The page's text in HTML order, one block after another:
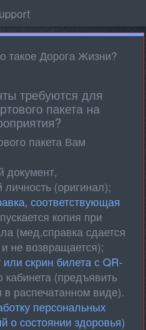
такое Дорога Жизни?
требуются для
пакета на
пакета Вам
документ,
(оригинал);
соответствующая
копия при
(мед.справка сдается
не возвращается);
скрин билета с QR-
кабинета (предъявить
распечатанном виде).
персональных
о состоянии здоровья)